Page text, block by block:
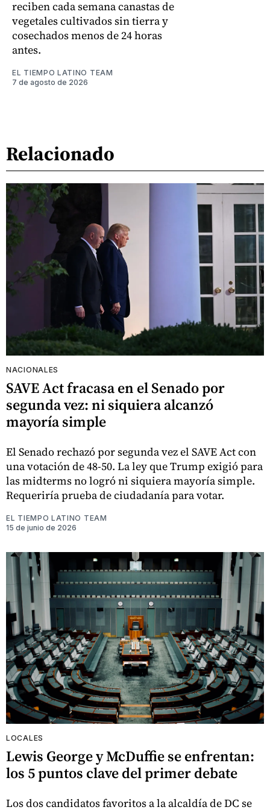
reciben cada semana canastas de
vegetales cultivados sin tierra y
cosechados menos de 24 horas
antes.
EL TIEMPO LATINO TEAM
7 de agosto de 2026
Relacionado
NACIONALES
SAVE Act fracasa en el Senado por
segunda vez: ni siquiera alcanzó
mayoría simple
El Senado rechazó por segunda vez el SAVE Act con
una votación de 48-50. La ley que Trump exigió para
las midterms no logró ni siquiera mayoría simple.
Requeriría prueba de ciudadanía para votar.
EL TIEMPO LATINO TEAM
15 de junio de 2026
LOCALES
Lewis George y McDuffie se enfrentan:
los 5 puntos clave del primer debate
Los dos candidatos favoritos a la alcaldía de DC se